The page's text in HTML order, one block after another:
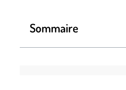
Sommaire